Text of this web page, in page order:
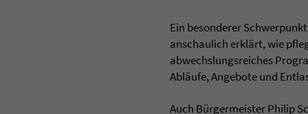
Ein besonderer
anschaulich erklärt, wie
abwechslungsreiches
Abläufe, Angebote und
Auch Bürgermeister Philip